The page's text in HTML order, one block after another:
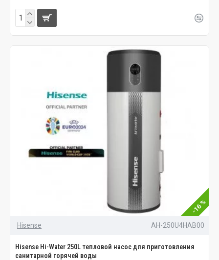
-16 %
Hisense AH-250U4HAB00
Hisense Hi-Water 250L тепловой насос для приготовления
санитарной горячей воды